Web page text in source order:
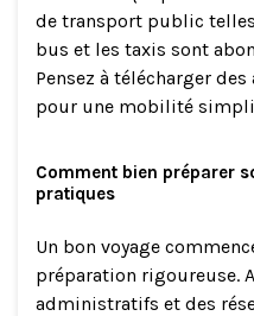
de transport public
bus et les taxis sont
Pensez à télécharger
pour une mobilité
Comment bien préparer
pratiques
Un bon voyage
préparation rigoureuse.
administratifs et des